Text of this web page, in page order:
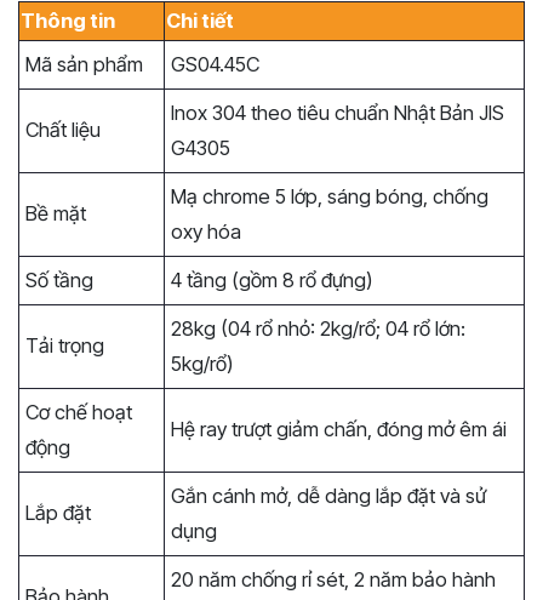
Thông tin
Chi tiết
Mã sản phẩm
GS04.45C
Chất liệu
Inox 304 theo tiêu chuẩn Nhật Bản JIS
G4305
Bề mặt
Mạ chrome 5 lớp, sáng bóng, chống
oxy hóa
Số tầng
4 tầng (gồm 8 rổ đựng)
Tải trọng
28kg (04 rổ nhỏ: 2kg/rổ; 04 rổ lớn:
5kg/rổ)
Cơ chế hoạt
động
Hệ ray trượt giảm chấn, đóng mở êm ái
Lắp đặt
Gắn cánh mở, dễ dàng lắp đặt và sử
dụng
20 năm chống rỉ sét, 2 năm bảo hành